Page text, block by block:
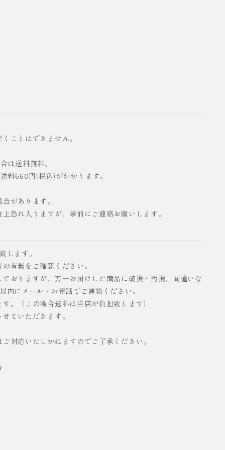
ことはできません。
は送料無料、
料660円(税込)がかかります。
があります。
恐れ入りますが、事前にご連絡お願いします。
します。
有無をご確認ください。
おりますが、万一お届けした商品に破損・汚損、間違いな
内にメール・お電話でご連絡ください。
。（この場合送料は当店が負担致します）
ていただきます。
対応いたしかねますのでご了承ください。